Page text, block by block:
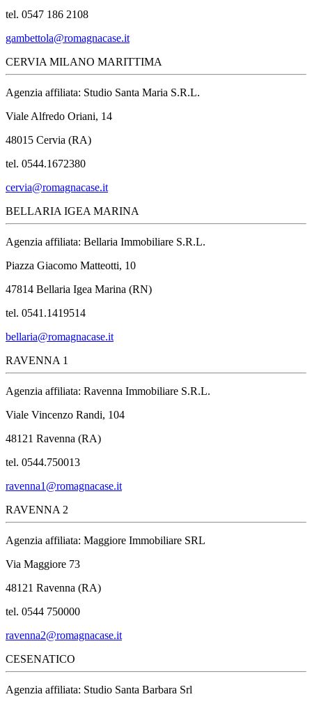
tel. 0547 186 2108
gambettola@romagnacase.it
CERVIA MILANO MARITTIMA
Agenzia affiliata: Studio Santa Maria S.R.L.
Viale Alfredo Oriani, 14
48015 Cervia (RA)
tel. 0544.1672380
cervia@romagnacase.it
BELLARIA IGEA MARINA
Agenzia affiliata: Bellaria Immobiliare S.R.L.
Piazza Giacomo Matteotti, 10
47814 Bellaria Igea Marina (RN)
tel. 0541.1419514
bellaria@romagnacase.it
RAVENNA 1
Agenzia affiliata: Ravenna Immobiliare S.R.L.
Viale Vincenzo Randi, 104
48121 Ravenna (RA)
tel. 0544.750013
ravenna1@romagnacase.it
RAVENNA 2
Agenzia affiliata: Maggiore Immobiliare SRL
Via Maggiore 73
48121 Ravenna (RA)
tel. 0544 750000
ravenna2@romagnacase.it
CESENATICO
Agenzia affiliata: Studio Santa Barbara Srl